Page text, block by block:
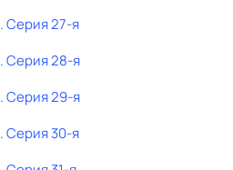
. Серия 27-я
. Серия 28-я
. Серия 29-я
. Серия 30-я